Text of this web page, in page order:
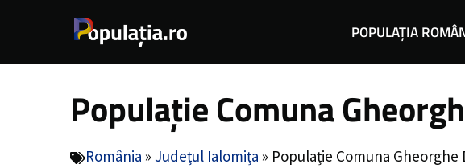
POPULAȚIA
Populație Comuna
România » Județul Ialomița » Populație Comuna